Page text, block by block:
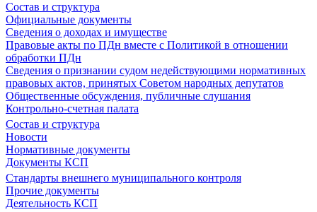
Состав и структура
Официальные документы
Сведения о доходах и имуществе
Правовые акты по ПДн вместе с Политикой в отношении
обработки ПДн
Сведения о признании судом недействующими нормативных
правовых актов, принятых Советом народных депутатов
Общественные обсуждения, публичные слушания
Контрольно-счетная палата
Состав и структура
Новости
Нормативные документы
Документы КСП
Стандарты внешнего муниципального контроля
Прочие документы
Деятельность КСП